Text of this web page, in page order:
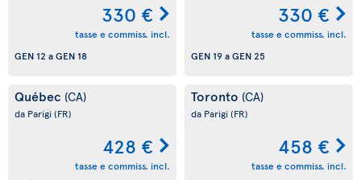
330 €
tasse e commiss. incl.
GEN 12 aGEN 18
330 €
tasse e commiss. incl.
GEN 19aGEN 25
Québec (CA)
da Parigi(FR)
428 €
tasse e commiss. incl.
Toronto (CA)
da Parigi(FR)
458 €
tasse e commiss. incl.